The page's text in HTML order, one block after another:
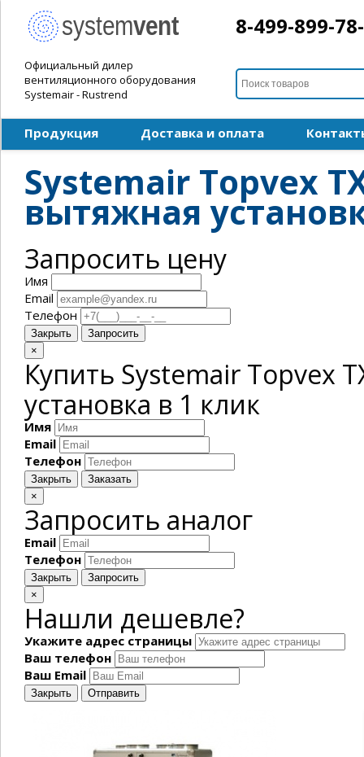
Официальный дилер
вентиляционного оборудования
Systemair - Rustrend
8-499-899-
Продукция Доставка и оплата
Systemair Topvex
вытяжная
Запросить цену
Имя
Email
Телефон
Закрыть
Запросить
×
Купить Systemair Topvex
установка в 1 клик
Имя
Email
Телефон
Закрыть
Заказать
×
Запросить аналог
Email
Телефон
Закрыть
Запросить
×
Нашли дешевле?
Укажите адрес страницы
Ваш телефон
Ваш Email
Закрыть Отправить